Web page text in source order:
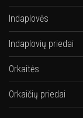
Indaplovės
Indaplovių priedai
Orkaitės
Orkaičių priedai